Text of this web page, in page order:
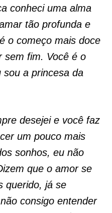
conheci uma alma
tão profunda e
o começo mais doce
sem fim. Você é o
a princesa da
desejei e você faz
um pouco mais
sonhos, eu não
que o amor se
querido, já se
consigo entender